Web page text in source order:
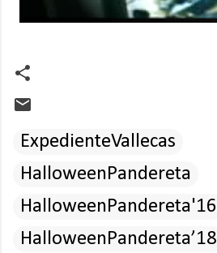
ExpedienteVallecas
HalloweenPandereta
HalloweenPandereta'16
HalloweenPandereta’18